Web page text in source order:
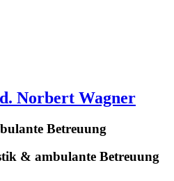
Norbert Wagner
Betreuung
& ambulante Betreuung